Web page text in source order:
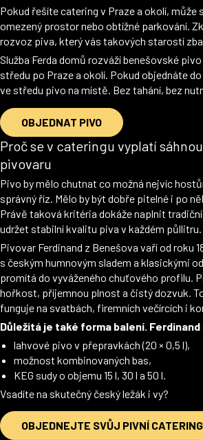
Pokud řešíte catering v Praze a okolí, může
omezený prostor nebo obtížné parkování.
rozvoz piva, který vás takových starostí
Služba Ferda domů rozváží benešovské
středu po Praze a okolí. Pokud objednáte
ve středu pivo na místě. Bez tahání, bez
OBJEDNAT PIVO
Proč se v cateringu vyplatí
pivovaru
Pivo by mělo chutnat co možná nejvíc
správný říz. Mělo by být dobře pitelné i po
Právě taková kritéria dokáže naplnit
udržet stabilní kvalitu piva v každém půllitru.
Pivovar Ferdinand z Benešova vaří od roku
s českým humnovým sladem a klasickými
promítá do vyváženého chuťového profilu.
hořkost, příjemnou plnost a čistý dozvuk.
funguje na svatbách, firemních večírcích i
Důležitá je také forma balení. Ferdinand
lahvové pivo v přepravkách (20 × 0,5 l),
možnost kombinovaných bas,
KEG sudy o objemu 15 l, 30 l a 50 l.
Vsadíte na skutečný český ležák i vy?
OBJEDNEJTE SVŮJ PIVNÍ CATERING